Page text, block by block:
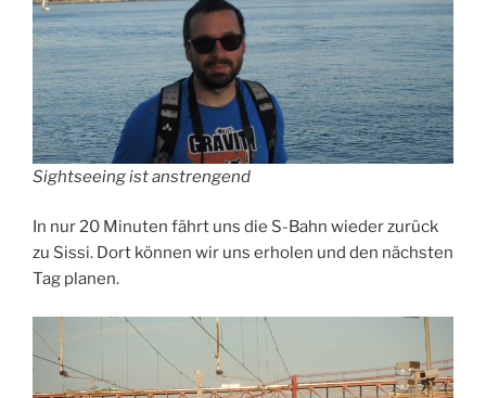
Sightseeing ist anstrengend
In nur 20 Minuten fährt uns die S-Bahn wieder zurück
zu Sissi. Dort können wir uns erholen und den nächsten
Tag planen.